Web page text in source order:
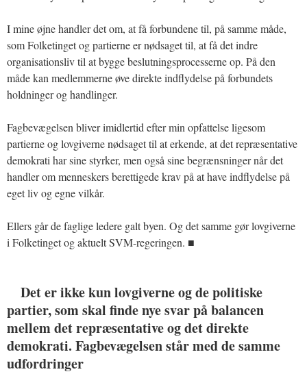
I mine øjne handler det om, at få forbundene til, på samme måde,
som Folketinget og partierne er nødsaget til, at få det indre
organisationsliv til at bygge beslutningsprocesserne op. På den
måde kan medlemmerne øve direkte indflydelse på forbundets
holdninger og handlinger.
Fagbevægelsen bliver imidlertid efter min opfattelse ligesom
partierne og lovgiverne nødsaget til at erkende, at det repræsentative
demokrati har sine styrker, men også sine begrænsninger når det
handler om menneskers berettigede krav på at have indflydelse på
eget liv og egne vilkår.
Ellers går de faglige ledere galt byen. Og det samme gør lovgiverne
i Folketinget og aktuelt SVM-regeringen. ■
Det er ikke kun lovgiverne og de politiske
partier, som skal finde nye svar på balancen
mellem det repræsentative og det direkte
demokrati. Fagbevægelsen står med de samme
udfordringer